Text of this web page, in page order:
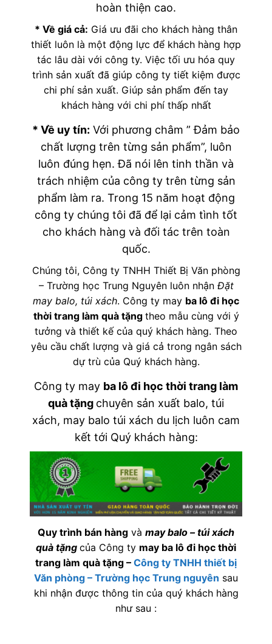
hoàn thiện cao.
* Về giá cả: Giá ưu đãi cho khách hàng thân
thiết luôn là một động lực để khách hàng hợp
tác lâu dài với công ty. Việc tối ưu hóa quy
trình sản xuất đã giúp công ty tiết kiệm được
chi phí sản xuất. Giúp sản phẩm đến tay
khách hàng với chi phí thấp nhất
* Về uy tín: Với phương châm ” Đảm bảo
chất lượng trên từng sản phẩm”, luôn
luôn đúng hẹn. Đã nói lên tinh thần và
trách nhiệm của công ty trên từng sản
phẩm làm ra. Trong 15 năm hoạt động
công ty chúng tôi đã để lại cảm tình tốt
cho khách hàng và đối tác trên toàn
quốc.
Chúng tôi, Công ty TNHH Thiết Bị Văn phòng
– Trường học Trung Nguyên luôn nhận Đặt
may balo, túi xách. Công ty may ba lô đi học
thời trang làm quà tặng theo mẫu cùng với ý
tưởng và thiết kế của quý khách hàng. Theo
yêu cầu chất lượng và giá cả trong ngân sách
dự trù của Quý khách hàng.
Công ty may ba lô đi học thời trang làm
quà tặng chuyên sản xuất balo, túi
xách, may balo túi xách du lịch luôn cam
kết tới Quý khách hàng:
Quy trình bán hàng và may balo – túi xách
quà tặng của Công ty may ba lô đi học thời
trang làm quà tặng – Công ty TNHH thiết bị
Văn phòng – Trường học Trung nguyên sau
khi nhận được thông tin của quý khách hàng
như sau :